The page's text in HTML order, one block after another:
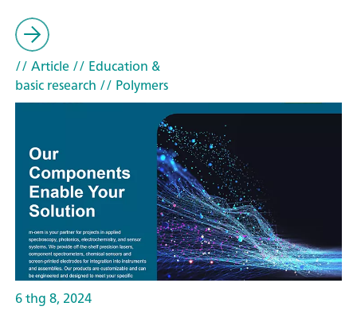
// Article// Education &
basic research // Polymers
6 thg 8, 2024